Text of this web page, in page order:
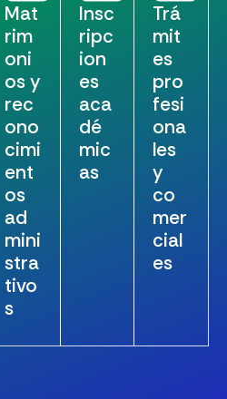
Mat
rim
oni
os y
rec
ono
cimi
ent
os
ad
mini
stra
tivo
s
Insc
ripc
ion
es
aca
dé
mic
as
Trá
mit
es
pro
fesi
ona
les
y
co
mer
cial
es